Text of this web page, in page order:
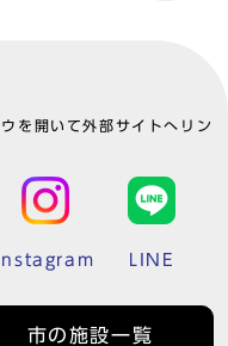
を開いて外部サイトへリン
Instagram LINE
市の施設一覧